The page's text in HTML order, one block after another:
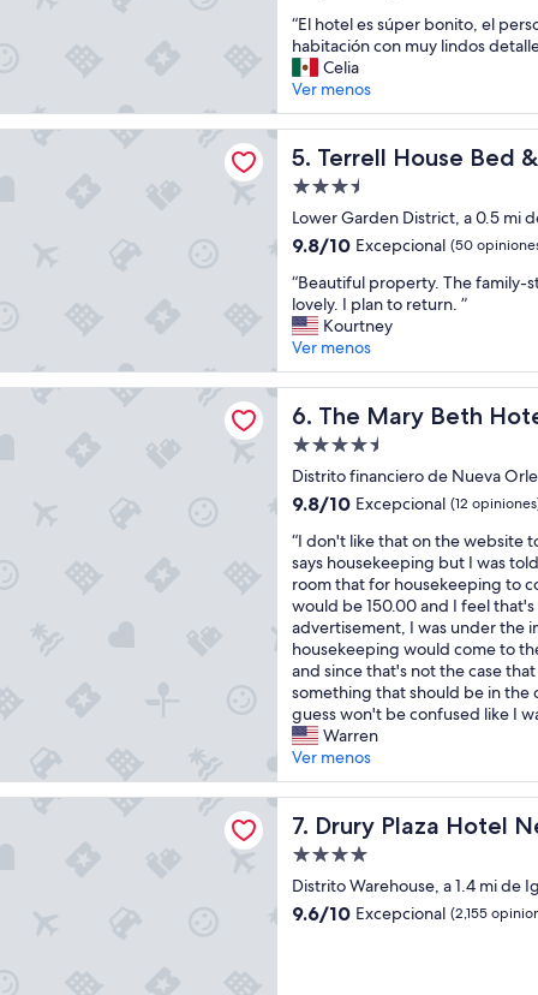
e
k
n
d
i
n
N
e
w
O
l
e
a
n
s
,
a
n
d
i
t
a
s
h
o
n
e
s
t
l
y
t
h
e
b
e
s
t
h
n
t
m
u
y
b
n
i
t
Y
a
m
a
b
i
l
d
a
d
e
t
o
d
o
s
l
o
s
c
o
l
a
b
o
a
d
10,
Excepcional,
(310
opiniones)
“
E
l
h
o
t
e
e
s
s
p
e
r
b
o
n
i
o
,
e
p
e
r
s
o
n
a
l
a
m
a
b
l
e
a
h
“El hotel es súper bonito, el
habitación con muy lindos
Celia
Ver menos
5. Terrell House Bed
Terrell House Bed &
Propiedad
de
3.5
Lower Garden District, a 0.5 mi
9.8
10,
Excepcional,
(50
opiniones)
9.8/10 Excepcional (50
“
B
e
a
u
t
i
u
l
p
o
p
e
r
t
y
.
T
h
e
f
a
m
i
y
-
s
“Beautiful property. The family-
lovely. I plan to return. ”
Kourtney
Ver menos
Bed & Breakfast
6. The Mary Beth
The Mary Beth Hotel &
Propiedad
de
4.5
Distrito financiero de Nueva
9.8
10,
Excepcional,
(12
opiniones)
9.8/10 Excepcional (12
“
I
d
o
n
'
t
l
i
k
e
t
h
a
o
n
t
“I don't like that on the website
says housekeeping but I was
room that for housekeeping to
would be 150.00 and I feel
advertisement, I was under the
housekeeping would come to
and since that's not the case
something that should be in the
guess won't be confused like I
Warren
Ver menos
Beth Hotel & Gallery
7. Drury Plaza Hotel
Drury Plaza Hotel New
Propiedad
de
4.0
Distrito Warehouse, a 1.4 mi de
9.6
9.6/10 Excepcional (2,155
Hotel New Orleans